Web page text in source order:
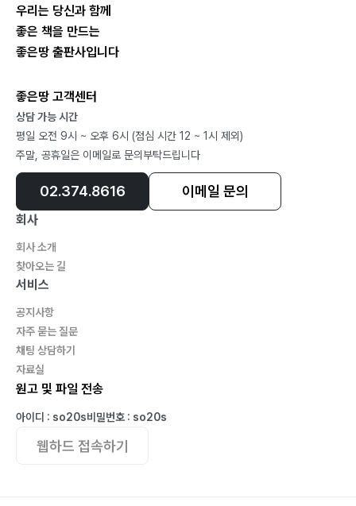
6-2. 잭살용 늙은 찻잎 만 원 137
6-3. 생엽 2,000㎏ 생차 600㎏ 140
6-4. 잭살의 억울함 142
6-6. 잭살 포장의 변화 147
6-7. 잭살 축제 일정 150
6-8. 잭살차 축제 153
7. 잭살의 고전
7-1. 잭살은 비상 상비약 158
7-3. 잭살은 홍차 163
7-4. 잭살과 맛의 방주 168
7-6. 잭살의 우성인자 174
7-7. 차씨 당나라로 시집가다 178
7-8. 차 비비는 전통의 방법 184
8. 차밭과 차나무
8-2. 차나무 높이 191
우리는 당신과 함께
좋은 책을 만드는
좋은땅 출판사입니다
좋은땅 고객센터
상담 가능 시간
평일 오전 9시 ~ 오후 6시 (점심 시간 12 ~ 1시 제외)
주말, 공휴일은 이메일로 문의부탁드립니다
02.374.8616 이메일 문의
회사
회사 소개
찾아오는 길
서비스
공지사항
자주 묻는 질문
채팅 상담하기
자료실
원고 및 파일 전송
아이디 : so20s비밀번호 : so20s
웹하드 접속하기